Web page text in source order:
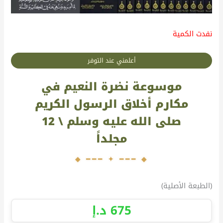
موسوعة نضرة النعيم في
مكارم أخلاق الرسول الكريم
صلى الله عليه وسلم \ 12
مجلداً
(الطبعة الأصلية)
نفدت الكمية
أعلمني عند التوفر
675د.إ